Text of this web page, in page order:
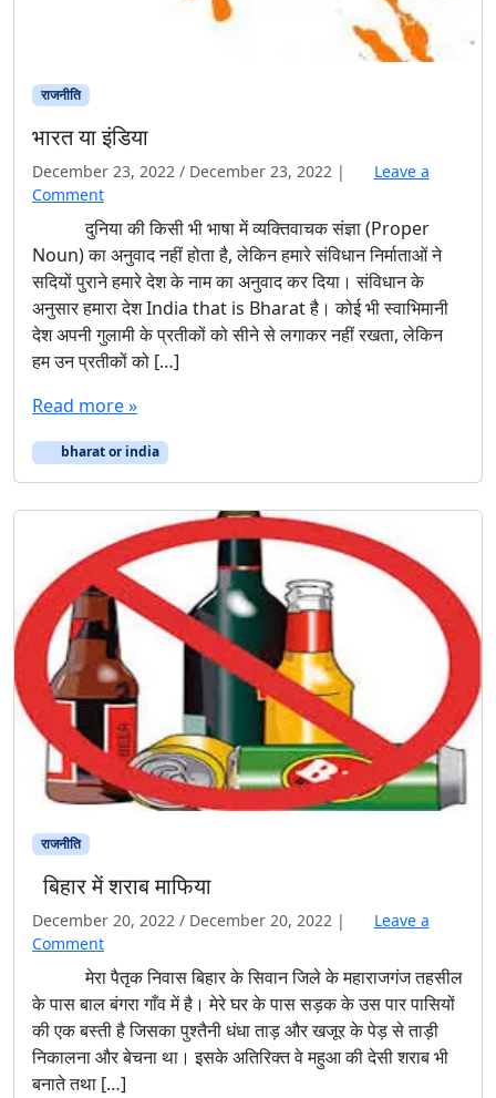
राजनीति
भारत या इंडिया
December 23, 2022 / December 23, 2022 |
Leave a
Comment
दुनिया की किसी भी भाषा में व्यक्तिवाचक संज्ञा (Proper
Noun) का अनुवाद नहीं होता है, लेकिन हमारे संविधान निर्माताओं ने
सदियों पुराने हमारे देश के नाम का अनुवाद कर दिया। संविधान के
अनुसार हमारा देश India that is Bharat है। कोई भी स्वाभिमानी
देश अपनी गुलामी के प्रतीकों को सीने से लगाकर नहीं रखता, लेकिन
हम उन प्रतीकों को […]
Read more »
bharat or india
राजनीति
बिहार में शराब माफिया
December 20, 2022 / December 20, 2022 |
Leave a
Comment
मेरा पैतृक निवास बिहार के सिवान जिले के महाराजगंज तहसील
के पास बाल बंगरा गाँव में है। मेरे घर के पास सड़क के उस पार पासियों
की एक बस्ती है जिसका पुश्तैनी धंधा ताड़ और खजूर के पेड़ से ताड़ी
निकालना और बेचना था। इसके अतिरिक्त वे महुआ की देसी शराब भी
बनाते तथा […]